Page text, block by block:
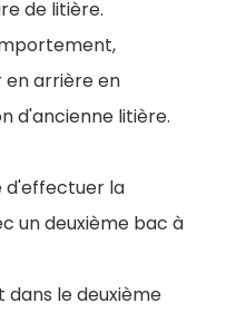
de litière.
en arrière en
d'ancienne litière.
d'effectuer la
un deuxième bac à
le deuxième